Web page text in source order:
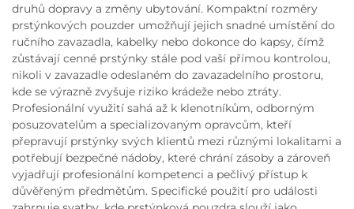
druhů dopravy a změny ubytování. Kompaktní rozměry
prstýnkových pouzder umožňují jejich snadné umístění do
ručního zavazadla, kabelky nebo dokonce do kapsy, čímž
zůstávají cenné prstýnky stále pod vaší přímou kontrolou,
nikoli v zavazadle odeslaném do zavazadelního prostoru,
kde se výrazně zvyšuje riziko krádeže nebo ztráty.
Profesionální využití sahá až k klenotníkům, odborným
posuzovatelům a specializovaným opravcům, kteří
přepravují prstýnky svých klientů mezi různými lokalitami a
potřebují bezpečné nádoby, které chrání zásoby a zároveň
vyjadřují profesionální kompetenci a pečlivý přístup k
důvěřeným předmětům. Specifické použití pro události